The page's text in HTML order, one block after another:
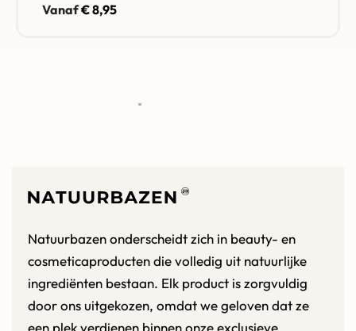
Vanaf€8,95
Natuurbazen onderscheidt zich in beauty- en
cosmeticaproducten die volledig uit natuurlijke
ingrediënten bestaan. Elk product is zorgvuldig
door ons uitgekozen, omdat we geloven dat ze
een plek verdienen binnen onze exclusieve